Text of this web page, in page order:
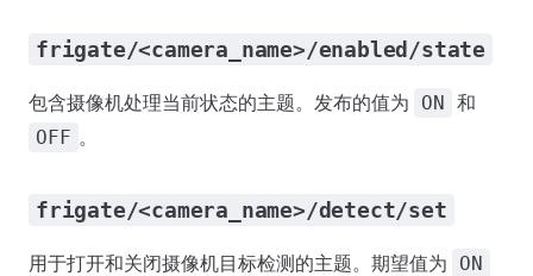
frigate/<camera_name>/enabled/state
包含摄像机处理当前状态的主题。发布的值为 ON 和
OFF 。
frigate/<camera_name>/detect/set
用于打开和关闭摄像机目标检测的主题。期望值为 ON